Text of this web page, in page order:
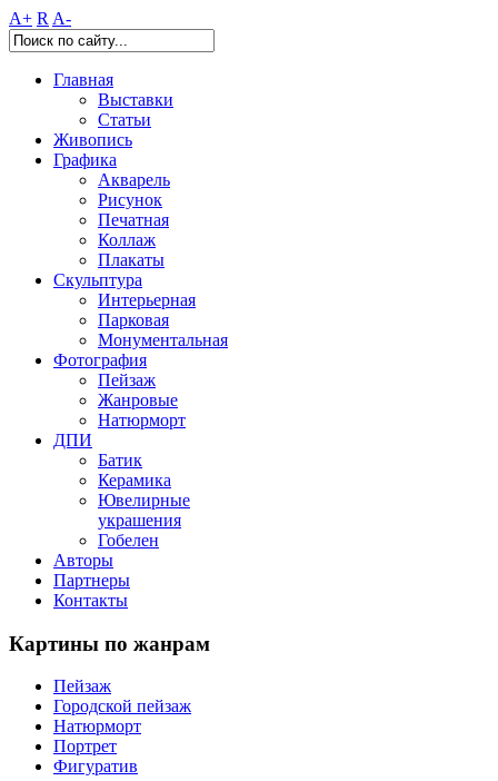
A+ R A-
Главная
Выставки
Статьи
Живопись
Графика
Акварель
Рисунок
Печатная
Коллаж
Плакаты
Скульптура
Интерьерная
Парковая
Монументальная
Фотография
Пейзаж
Жанровые
Натюрморт
ДПИ
Батик
Керамика
Ювелирные
украшения
Гобелен
Авторы
Партнеры
Контакты
Картины по жанрам
Пейзаж
Городской пейзаж
Натюрморт
Портрет
Фигуратив